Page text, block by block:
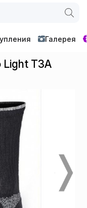
Галерея
Light T3A